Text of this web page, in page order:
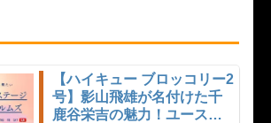
【ハイキュー ブロッコリー2
号】影山飛雄が名付けた千
鹿谷栄吉の魅力！ユース合